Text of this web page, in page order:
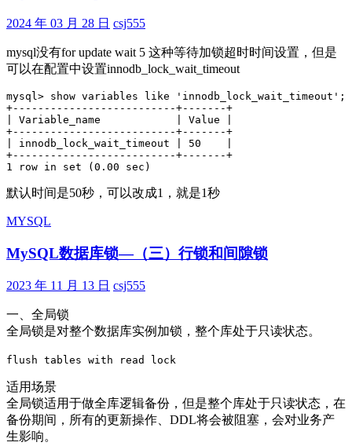
2024 年 03 月 28 日 csj555
mysql没有for update wait 5 这种等待加锁超时时间设置，但是
可以在配置中设置innodb_lock_wait_timeout
mysql> show variables like 'innodb_lock_wait_timeout';
+--------------------------+-------+
| Variable_name            | Value |
+--------------------------+-------+
| innodb_lock_wait_timeout | 50    |
+--------------------------+-------+
1 row in set (0.00 sec)
默认时间是50秒，可以改成1，就是1秒
MYSQL
MySQL数据库锁—（三）行锁和间隙锁
2023 年 11 月 13 日 csj555
一、全局锁
全局锁是对整个数据库实例加锁，整个库处于只读状态。
flush tables with read lock
适用场景
全局锁适用于做全库逻辑备份，但是整个库处于只读状态，在
备份期间，所有的更新操作、DDL将会被阻塞，会对业务产
生影响。